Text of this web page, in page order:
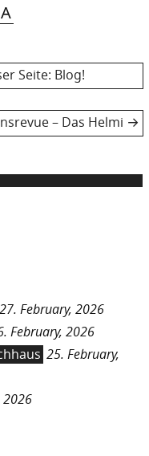
Seite: Blog!
– Das Helmi
27. February, 2026
February, 2026
25. February,
2026